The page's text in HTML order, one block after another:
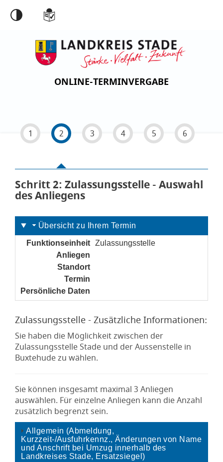
ONLINE-TERMINVERGABE
1 2 3 4 5 6
Schritt 2von 6
: Zulassungsstelle - Auswahl
des Anliegens
Übersicht zu Ihrem Termin
Funktionseinheit Zulassungsstelle
Anliegen
Standort
Termin
Persönliche Daten
Zulassungsstelle - Zusätzliche Informationen:
Sie haben die Möglichkeit zwischen der
Zulassungsstelle Stade und der Aussenstelle in
Buxtehude zu wählen.
Sie können insgesamt maximal 3 Anliegen
auswählen. Für einzelne Anliegen kann die Anzahl
zusätzlich begrenzt sein.
Allgemein (Abmeldung,
Kurzzeit-/Ausfuhrkennz., Änderungen von Name
und Anschrift bei Umzug innerhalb des
Landkreises Stade, Ersatzsiegel)